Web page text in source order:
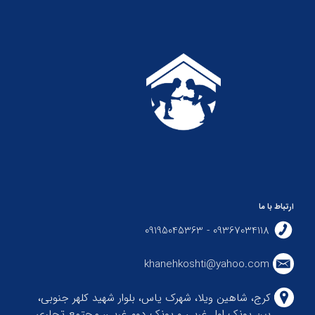
ارتباط با ما
09367034118 - 09195045363
khanehkoshti@yahoo.com
کرج، شاهین ویلا، شهرک یاس، بلوار شهید کلهر جنوبی،